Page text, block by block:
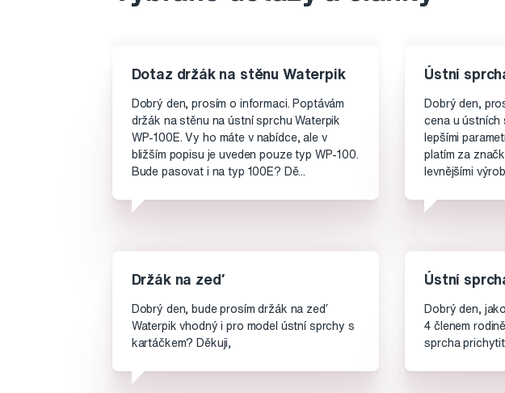
Dotaz držák na stěnu Waterpik
Dobrý den, prosím o informaci. Poptávám
držák na stěnu na ústní sprchu Waterpik
WP-100E. Vy ho máte v nabídce, ale v
bližším popisu je uveden pouze typ WP-100.
Bude pasovat i na typ 100E? Dě...
Ústní
Dobrý den,
cena u ústních
lepšími
platím za
levnějšími
Držák na zeď
Dobrý den, bude prosím držák na zeď
Waterpik vhodný i pro model ústní sprchy s
kartáčkem? Děkuji,
Ústní
Dobrý den,
4 členem
sprcha